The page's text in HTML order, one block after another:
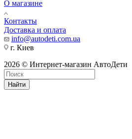
О магазине
Контакты
Доставка и оплата
info@autodeti.com.ua
г. Киев
2026 © Интернет-магазин АвтоДети
Найти